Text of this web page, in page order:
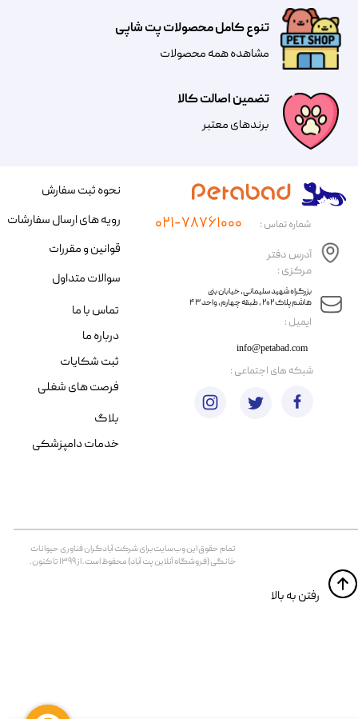
تضمین اصالت کالا
​​برندهای معتبر​​​​​​​
تنوع کامل محصولات پت شاپی
مشاهده همه محصولات
​ایمیل :
آدرس دفتر
مرکزی :
info@petabad.com
​​بزرگراه شهید سلیمانی، خیابان بنی
هاشم پلاک ۲۰۲ ، طبقه چهارم، واحد ۴۳
شماره تماس : ۰۲۱-۷۸۷۶۱۰۰۰
تمام حقوق اين وب‌سايت برای شرکت آبادگران فناوری حیوانات
خانگی (فروشگاه آنلاین پت آباد) محفوظ است. از ۱۳۹۹ تا کنون.
​​رفتن به بالا
نحوه ثبت سفارش
رویه های ارسال سفارشات
قوانین و مقررات
سوالات متداول
تماس با ما
درباره ما
ثبت شکایات
فرصت های شغلی
​شبکه های اجتماعی :
بلاگ
خدمات دامپزشکی